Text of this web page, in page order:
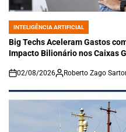
POSTED
IN
INTELIGÊNCIA ARTIFICIAL
Big Techs Aceleram Gastos
Impacto Bilionário nos Caixas
on
02/08/2026 Roberto Zago